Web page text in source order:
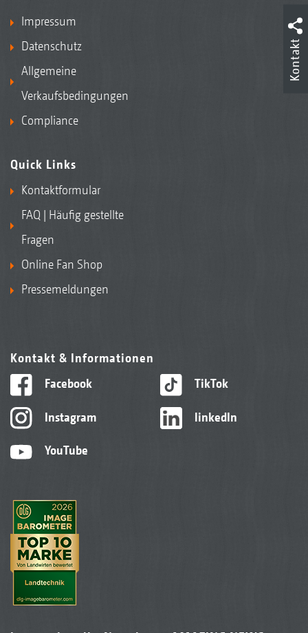
Impressum
Datenschutz
Allgemeine
Verkaufsbedingungen
Compliance
Quick Links
Kontaktformular
FAQ | Häufig gestellte
Fragen
Online Fan Shop
Pressemeldungen
Kontakt & Informationen
Facebook
Instagram
YouTube
TikTok
linkedIn
Kontakt